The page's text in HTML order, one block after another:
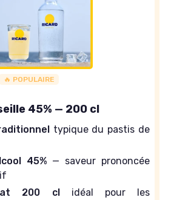
🔥 POPULAIRE
45% — 200 cl
typique du pastis de
45% — saveur prononcée
200 clidéal pour les